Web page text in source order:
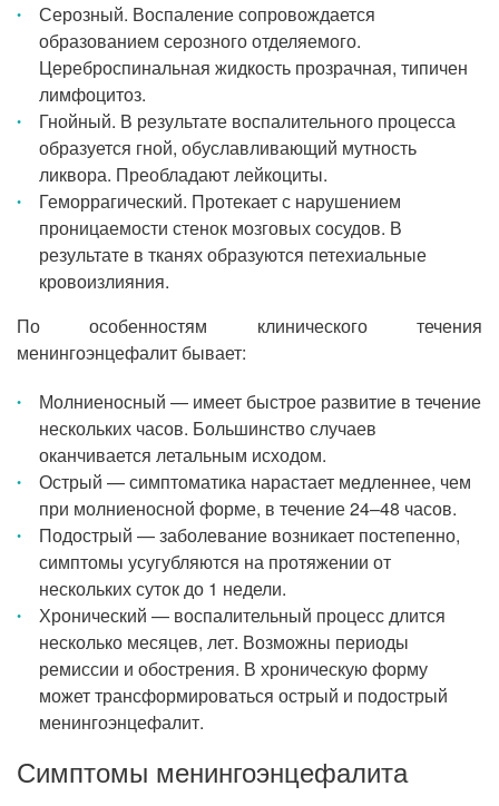
Серозный. Воспаление сопровождается
образованием серозного отделяемого.
Цереброспинальная жидкость прозрачная, типичен
лимфоцитоз.
Гнойный. В результате воспалительного процесса
образуется гной, обуславливающий мутность
ликвора. Преобладают лейкоциты.
Геморрагический. Протекает с нарушением
проницаемости стенок мозговых сосудов. В
результате в тканях образуются петехиальные
кровоизлияния.
По особенностям клинического течения
менингоэнцефалит бывает:
Молниеносный — имеет быстрое развитие в течение
нескольких часов. Большинство случаев
оканчивается летальным исходом.
Острый — симптоматика нарастает медленнее, чем
при молниеносной форме, в течение 24–48 часов.
Подострый — заболевание возникает постепенно,
симптомы усугубляются на протяжении от
нескольких суток до 1 недели.
Хронический — воспалительный процесс длится
несколько месяцев, лет. Возможны периоды
ремиссии и обострения. В хроническую форму
может трансформироваться острый и подострый
менингоэнцефалит.
Симптомы менингоэнцефалита